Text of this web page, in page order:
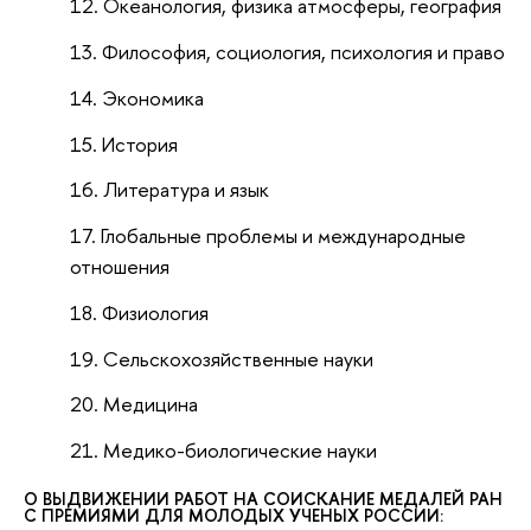
Океанология, физика атмосферы, география
Философия, социология, психология и право
Экономика
История
Литература и язык
Глобальные проблемы и международные
отношения
Физиология
Сельскохозяйственные науки
Медицина
Медико-биологические науки
О ВЫДВИЖЕНИИ РАБОТ НА СОИСКАНИЕ МЕДАЛЕЙ РАН
С ПРЕМИЯМИ ДЛЯ МОЛОДЫХ УЧЕНЫХ РОССИИ: